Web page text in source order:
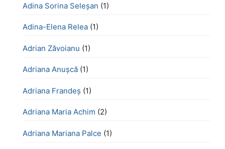
Adina Sorina Seleșan (1)
Adina-Elena Relea (1)
Adrian Zăvoianu (1)
Adriana Anușcă (1)
Adriana Frandeș (1)
Adriana Maria Achim (2)
Adriana Mariana Palce (1)